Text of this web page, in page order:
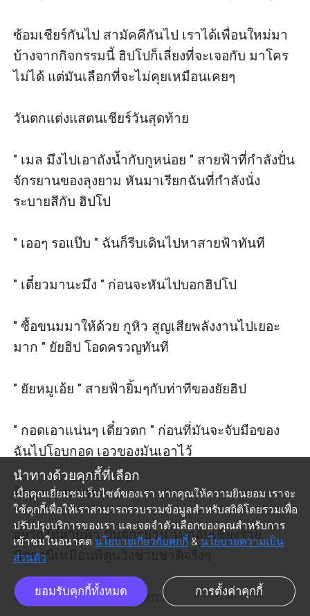
นำทางด้วยคุกกี้ที่เลือก
เมื่อคุณเยี่ยมชมเว็บไซต์ของเรา หากคุณให้ความยินยอม เราจะ
ใช้คุกกี้เพื่อให้เราสามารถรวบรวมข้อมูลสำหรับสถิติโดยรวมเพื่อ
ปรับปรุงบริการของเรา และจดจำตัวเลือกของคุณสำหรับการ
เข้าชมในอนาคต นโยบายเกี่ยวกับคุกกี้ &นโยบายความเป็น
ส่วนตัว
ยอมรับคุกกี้ทั้งหมด การตั้งค่าคุกกี้
ซ้อมเชียร์กันไป สามัคคีกันไป เราได้เพื่อนใหม่มา
บ้างจากกิจกรรมนี้ ฮิปโปก็เลี่ยงที่จะเจอกับ มาโคร
ไม่ได้ แต่มันเลือกที่จะไม่คุยเหมือนเคยๆ
วันตกแต่งแสตนเชียร์วันสุดท้าย
" เมล มึงไปเอาถังน้ำกับกูหน่อย " สายฟ้าที่กำลังปั่น
จักรยานของลุงยาม หันมาเรียกฉันที่กำลังนั่ง
ระบายสีกับ ฮิปโป
" เออๆ รอแป๊บ " ฉันก็รีบเดินไปหาสายฟ้าทันที
" เดี๋ยวมานะมึง " ก่อนจะหันไปบอกฮิปโป
" ซื้อขนมมาให้ด้วย กูหิว สูญเสียพลังงานไปเยอะ
มาก " ยัยฮิป โอดครวญทันที
" ยัยหมูเอ้ย " สายฟ้ายิ้มๆกับท่าทีของยัยฮิป
" กอดเอาแน่นๆ เดี๋ยวตก " ก่อนที่มันจะจับมือของ
ฉันไปโอบกอด เอวของมันเอาไว้
ฟินนนนนนนน
อยากให้สายฟ้า ปั่นจักรยาน ไปกลับเชียงราย
ปัตตานีเหมือนพี่ตูนวิ่งช่วยชาติจริงๆ
ฉันกำลังชนะผู้หญิงทั้งโลก....